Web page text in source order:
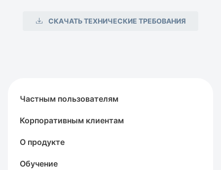
СКАЧАТЬ ТЕХНИЧЕСКИЕ ТРЕБОВАНИЯ
Частным пользователям
Корпоративным клиентам
О продукте
Обучение